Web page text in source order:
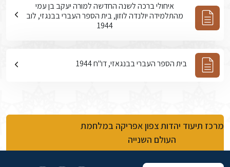
איחולי ברכה לשנה החדשה למורה יעקב בן עמי
מהתלמידה יולנדה לוזון, בית הספר העברי בבנגזי, לוב
1944
בית הספר העברי בבנגאזי, דו"ח 1944
מרכז תיעוד יהדות צפון אפריקה במלחמת
העולם השנייה